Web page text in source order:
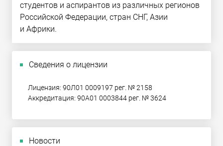
студентов и аспирантов из различных регионов
Российской Федерации, стран СНГ, Азии
и Африки.
Сведения о лицензии
Лицензия: 90Л01 0009197 рег. № 2158
Аккредитация: 90А01 0003844 рег. № 3624
Новости